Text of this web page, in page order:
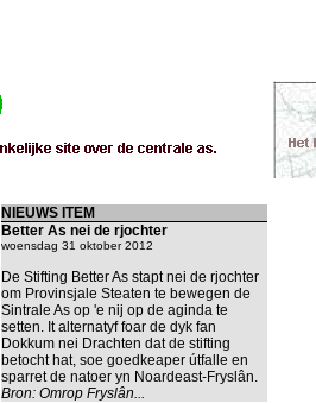
NIEUWS ITEM
Better As nei de rjochter
woensdag 31 oktober 2012
De Stifting Better As stapt nei de rjochter
om Provinsjale Steaten te bewegen de
Sintrale As op 'e nij op de aginda te
setten. It alternatyf foar de dyk fan
Dokkum nei Drachten dat de stifting
betocht hat, soe goedkeaper útfalle en
sparret de natoer yn Noardeast-Fryslân.
Bron: Omrop Fryslân...